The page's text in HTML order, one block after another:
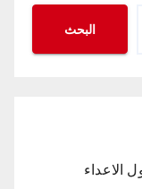
البحث
الاعداء